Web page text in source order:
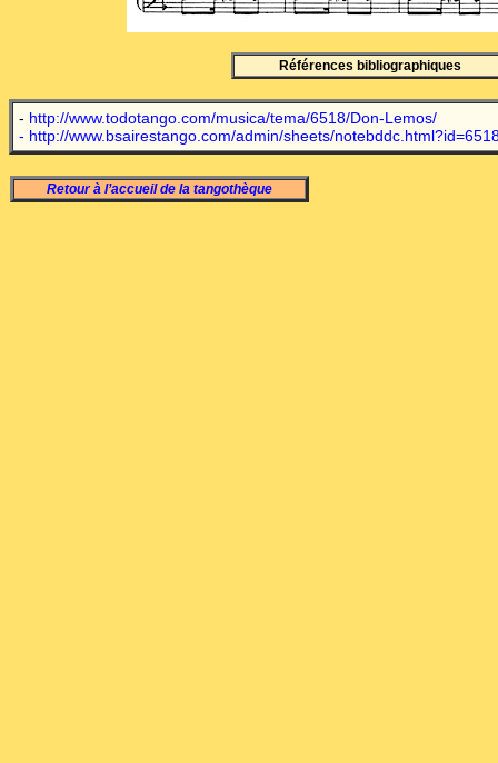
Références bibliographiques
- http://www.todotango.com/musica/tema/6518/Don-Lemos/
- http://www.bsairestango.com/admin/sheets/
Retour à l’accueil de la tangothèque